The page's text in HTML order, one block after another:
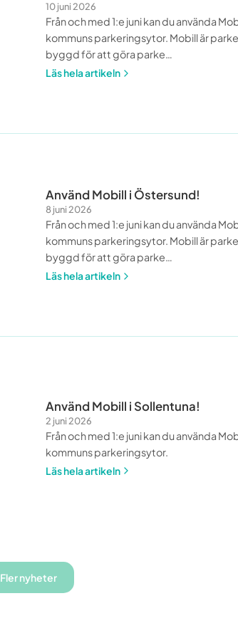
10 juni 2026
Från och med 1:e juni kan du använda
kommuns parkeringsytor. Mobill är
byggd för att göra parke…
Läs hela artikeln
Använd Mobill i Östersund!
8 juni 2026
Från och med 1:e juni kan du använda
kommuns parkeringsytor. Mobill är
byggd för att göra parke…
Läs hela artikeln
Använd Mobill i Sollentuna!
2 juni 2026
Från och med 1:e juni kan du använda
kommuns parkeringsytor.
Läs hela artikeln
Fler nyheter